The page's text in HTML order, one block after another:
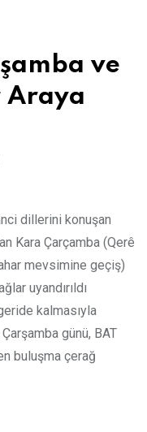
ve
Araya
dillerini konuşan
Kara Çarçamba (Qerê
mevsimine geçiş)
uyandırıldı
kalmasıyla
günü, BAT
buluşma çerağ